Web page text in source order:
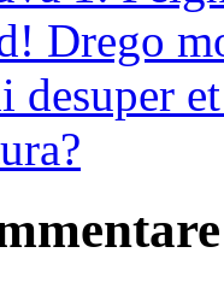
Drego
desuper